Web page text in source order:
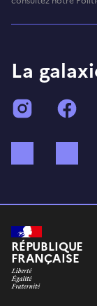
La
Instagram
RÉPUBLIQUE
FRANÇAISE